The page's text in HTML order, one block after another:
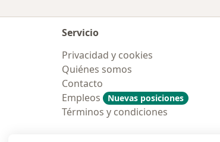
Servicio
Privacidad y cookies
Quiénes somos
Contacto
Empleos
Nuevas posiciones
Términos y condiciones